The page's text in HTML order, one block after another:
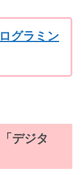
グラミン
デジタ